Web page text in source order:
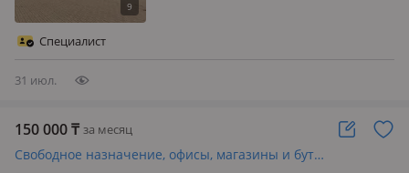
Специалист
31 июл.
150 000₸ за месяц
Свободное назначение, офисы, магазины и бутики, склады, общепит, развлечения, кабинеты и рабочие места, студии · 50 м²